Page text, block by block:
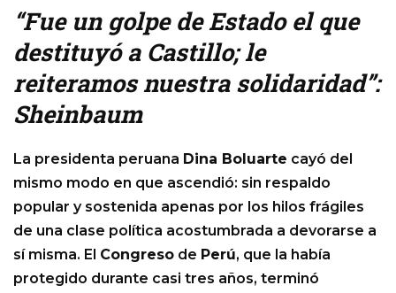
“Fue un golpe de Estado el que
destituyó a Castillo; le
reiteramos nuestra solidaridad”:
Sheinbaum
La presidenta peruana Dina Boluarte cayó del
mismo modo en que ascendió: sin respaldo
popular y sostenida apenas por los hilos frágiles
de una clase política acostumbrada a devorarse a
sí misma. El Congreso de Perú, que la había
protegido durante casi tres años, terminó